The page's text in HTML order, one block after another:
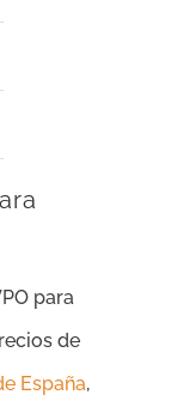
para
de
España,